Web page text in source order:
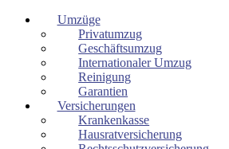
Umzüge
Privatumzug
Geschäftsumzug
Internationaler Umzug
Reinigung
Garantien
Versicherungen
Krankenkasse
Hausratversicherung